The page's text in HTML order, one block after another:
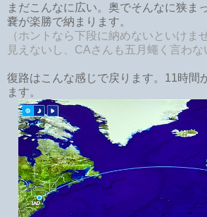
まだこんなに広い。奥でそんなに狭ま
嚢が楽勝で納まります。
（ホントなら下段に納めないといけま
見えないし、CAさんも五月蠅く言わな
復路はこんな感じで戻ります。11時間
ます。